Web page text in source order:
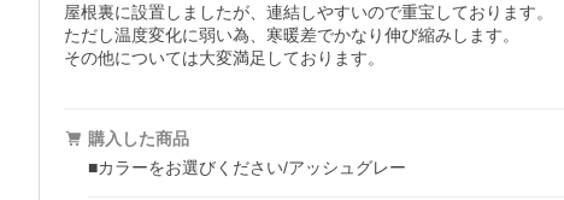
屋根裏に設置しましたが、連結しやすいので重宝しております。
ただし温度変化に弱い為、寒暖差でかなり伸び縮みします。
購入した商品
■カラーをお選びください/アッシュグレー